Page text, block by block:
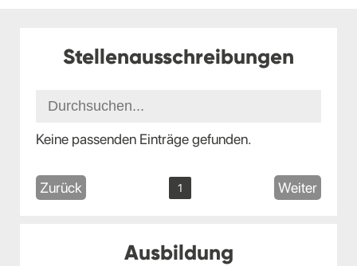
Stellenausschreibungen
Keine passenden Einträge gefunden.
Zurück 1 Weiter
Ausbildung